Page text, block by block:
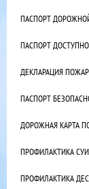
ПАСПОРТ
ПАСПОРТ
ДЕКЛАРАЦИЯ
ПАСПОРТ
ДОРОЖНАЯ КАРТА
ПРОФИЛАКТИКА
ПРОФИЛАКТИКА